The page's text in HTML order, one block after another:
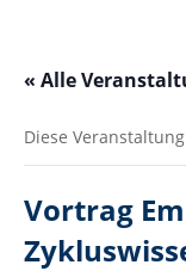
« Alle
Diese
Vortrag